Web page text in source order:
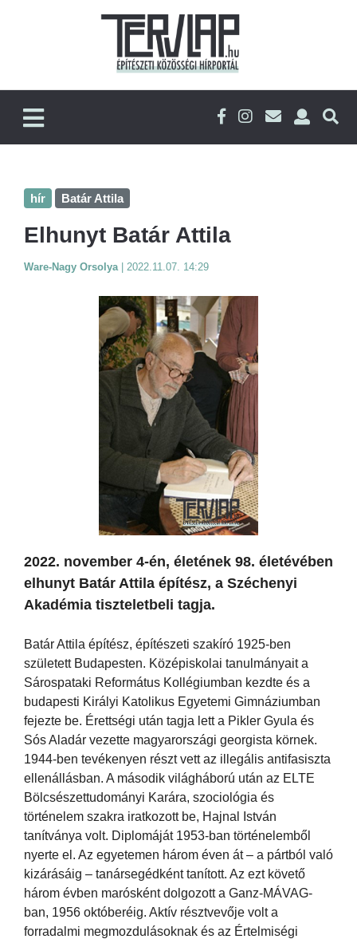
hír Batár Attila
Elhunyt Batár Attila
Ware-Nagy Orsolya 2022.11.07. 14:29
2022. november 4-én, életének 98. életévében
elhunyt Batár Attila építész, a Széchenyi
Akadémia tiszteletbeli tagja.
Batár Attila építész, építészeti szakíró 1925-ben
született Budapesten. Középiskolai tanulmányait a
Sárospataki Református Kollégiumban kezdte és a
budapesti Királyi Katolikus Egyetemi Gimnáziumban
fejezte be. Érettségi után tagja lett a Pikler Gyula és
Sós Aladár vezette magyarországi georgista körnek.
1944-ben tevékenyen részt vett az illegális antifasiszta
ellenállásban. A második világháború után az ELTE
Bölcsészettudományi Karára, szociológia és
történelem szakra iratkozott be, Hajnal István
tanítványa volt. Diplomáját 1953-ban történelemből
nyerte el. Az egyetemen három éven át – a pártból való
kizárásáig – tanársegédként tanított. Az ezt követő
három évben marósként dolgozott a Ganz-MÁVAG-
ban, 1956 októberéig. Aktív résztvevője volt a
forradalmi megmozdulásoknak és az Értelmiségi